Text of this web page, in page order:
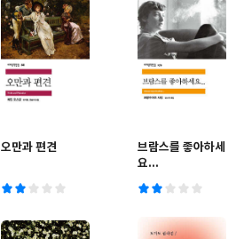
오만과 편견
브람스를 좋아하세
요...